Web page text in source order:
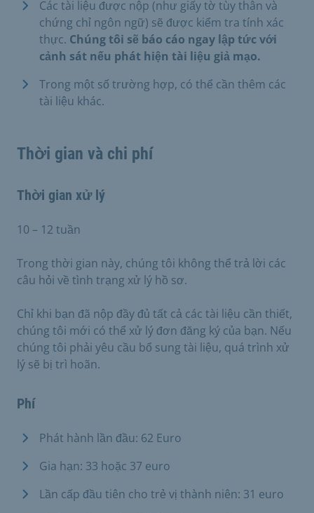
Các tài liệu được nộp (như giấy tờ tùy thân và
chứng chỉ ngôn ngữ) sẽ được kiểm tra tính xác
thực. Chúng tôi sẽ báo cáo ngay lập tức với
cảnh sát nếu phát hiện tài liệu giả mạo.
Trong một số trường hợp, có thể cần thêm các
tài liệu khác.
Thời gian và chi phí
Thời gian xử lý
10 – 12 tuần
Trong thời gian này, chúng tôi không thể trả lời các
câu hỏi về tình trạng xử lý hồ sơ.
Chỉ khi bạn đã nộp đầy đủ tất cả các tài liệu cần thiết,
chúng tôi mới có thể xử lý đơn đăng ký của bạn. Nếu
chúng tôi phải yêu cầu bổ sung tài liệu, quá trình xử
lý sẽ bị trì hoãn.
Phí
Phát hành lần đầu: 62 Euro
Gia hạn: 33 hoặc 37 euro
Lần cấp đầu tiên cho trẻ vị thành niên: 31 euro